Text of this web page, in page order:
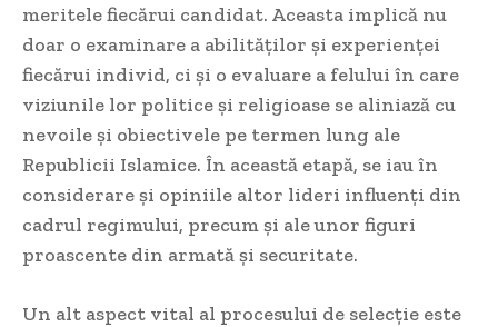
meritele fiecărui candidat. Aceasta implică nu
doar o examinare a abilităților și experienței
fiecărui individ, ci și o evaluare a felului în care
viziunile lor politice și religioase se aliniază cu
nevoile și obiectivele pe termen lung ale
Republicii Islamice. În această etapă, se iau în
considerare și opiniile altor lideri influenți din
cadrul regimului, precum și ale unor figuri
proascente din armată și securitate.
Un alt aspect vital al procesului de selecție este